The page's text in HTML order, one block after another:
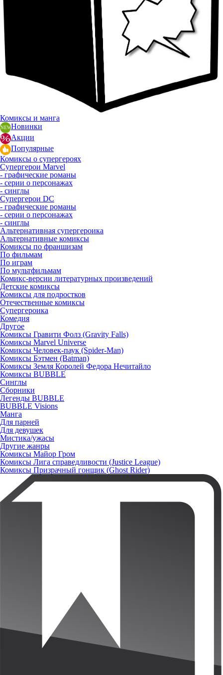
Комиксы и манга
Новинки
Акции
Популярные
Комиксы о супергероях
Супергерои Marvel
- графические романы
- серии о персонажах
- синглы
Супергерои DC
- графические романы
- серии о персонажах
- синглы
Альтернативная супергероика
Альтернативные комиксы
Комиксы по франшизам
По фильмам
По играм
По мультфильмам
Комикс-версии литературных произведений
Детские комиксы
Комиксы для подростков
Отечественные комиксы
Супергероика
Комедия
Другое
Комиксы Гравити Фолз (Gravity Falls)
Комиксы Marvel Universe
Комиксы Человек-паук (Spider-Man)
Комиксы Бэтмен (Batman)
Комиксы Земля Королей Федора Нечитайло
Комиксы BUBBLE
Синглы
Сборники
Легенды BUBBLE
BUBBLE Visions
Манга
Для парней
Для девушек
Мистика/ужасы
Другие жанры
Комиксы Майор Гром
Комиксы Лига справедливости (Justice League)
Комиксы Призрачный гонщик (Ghost Rider)